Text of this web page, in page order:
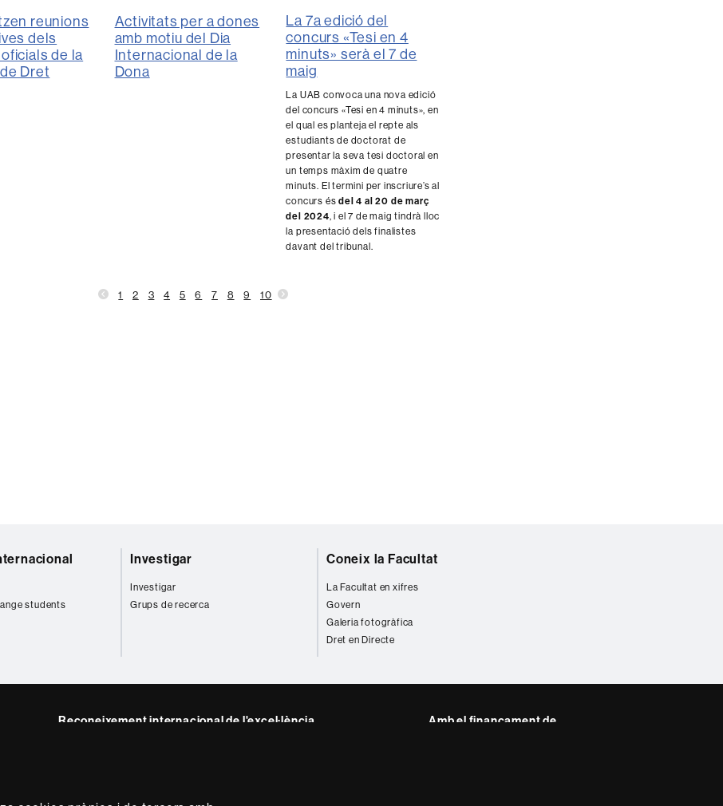
reunions
dels
de la
Dret
Activitats per a dones
amb motiu del Dia
Internacional de la
Dona
La 7a edició del
concurs «Tesi en 4
minuts» serà el 7 de
maig
La UAB convoca una nova edició
del concurs «Tesi en 4 minuts», en
el qual es planteja el repte als
estudiants de doctorat de
presentar la seva tesi doctoral en
un temps màxim de quatre
minuts. El termini per inscriure’s al
concurs ésdel 4 al 20 de març
del 2024, i el 7 de maig tindrà lloc
la presentació dels finalistes
davant del tribunal.
1 2 3 4 5 6 7 8 9 10
students
Investigar
Investigar
Grups de recerca
Coneix la Facultat
La Facultat en xifres
Govern
Galeria fotogràfica
Dret en Directe
Reconeixement internacional de l'excel·lència Amb el finançament de